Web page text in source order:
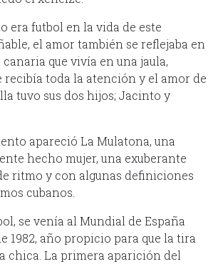
era futbol en la vida de este
el amor también se reflejaba en
que vivía en una jaula,
recibía toda la atención y el amor de
tuvo sus dos hijos; Jacinto y
apareció La Mulatona, una
hecho mujer, una exuberante
ritmo y con algunas definiciones
cubanos.
se venía al Mundial de España
1982, año propicio para que la tira
chica. La primera aparición del